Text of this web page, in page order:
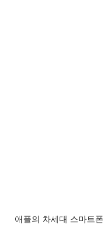
애플의 차세대 스마트폰